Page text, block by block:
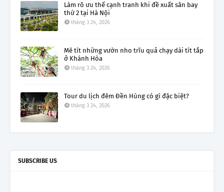
Làm rõ ưu thế cạnh tranh khi đề xuất sân bay
thứ 2 tại Hà Nội
tháng 3 24, 2026
Mê tít những vườn nho trĩu quả chạy dài tít tắp
ở Khánh Hòa
tháng 3 24, 2026
Tour du lịch đêm Đền Hùng có gì đặc biệt?
tháng 3 24, 2026
SUBSCRIBE US